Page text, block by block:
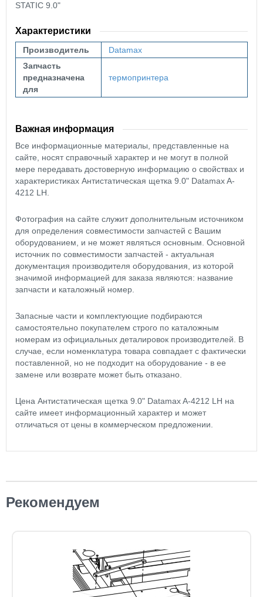
STATIC 9.0"
Характеристики
Производитель
Datamax
Запчасть
предназначена
для
термопринтера
Важная информация
Все информационные материалы, представленные на
сайте, носят справочный характер и не могут в полной
мере передавать достоверную информацию о свойствах и
характеристиках Антистатическая щетка 9.0" Datamax A-
4212 LH.
Фотография на сайте служит дополнительным источником
для определения совместимости запчастей с Вашим
оборудованием, и не может являться основным. Основной
источник по совместимости запчастей - актуальная
документация производителя оборудования, из которой
значимой информацией для заказа являются: название
запчасти и каталожный номер.
Запасные части и комплектующие подбираются
самостоятельно покупателем строго по каталожным
номерам из официальных деталировок производителей. В
случае, если номенклатура товара совпадает с фактически
поставленной, но не подходит на оборудование - в ее
замене или возврате может быть отказано.
Цена Антистатическая щетка 9.0" Datamax A-4212 LH на
сайте имеет информационный характер и может
отличаться от цены в коммерческом предложении.
Рекомендуем